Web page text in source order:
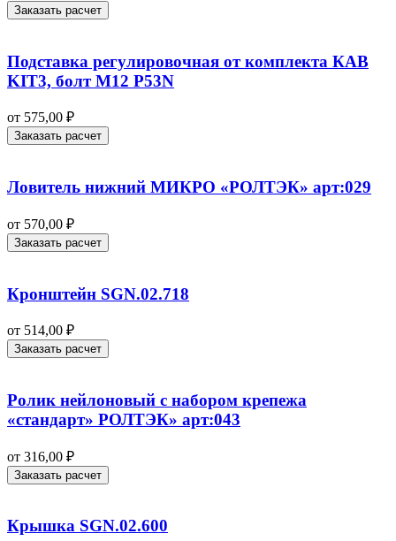
Заказать расчет
Подставка регулировочная от комплекта КАВ
KIT3, болт М12 P53N
от 575,00 ₽
Заказать расчет
Ловитель нижний МИКРО «РОЛТЭК» арт:029
от 570,00 ₽
Заказать расчет
Кронштейн SGN.02.718
от 514,00 ₽
Заказать расчет
Ролик нейлоновый с набором крепежа
«стандарт» РОЛТЭК» арт:043
от 316,00 ₽
Заказать расчет
Крышка SGN.02.600